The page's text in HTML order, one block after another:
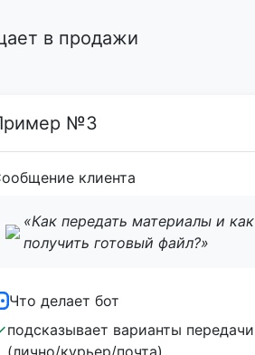
в продажи
№3
клиента
«Как передать материалы и как
получить готовый файл?»
Что делает бот
подсказывает варианты передачи
(лично/курьер/почта)